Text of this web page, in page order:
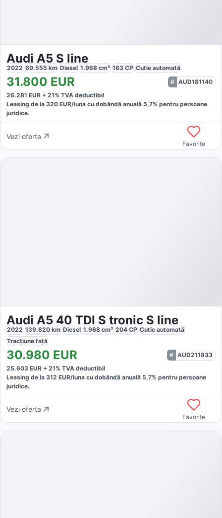
Audi A5 S line
2022 69.555 km Diesel 1.968 cm³ 163 CP Cutie automată
31.800 EUR
AUD181140
26.281 EUR + 21% TVA deductibil
Leasing de la 320 EUR/luna cu dobăndă anuală 5,7% pentru persoane
juridice.
Vezi oferta
Favorite
Audi A5 40 TDI S tronic S line
2022 139.820 km Diesel 1.968 cm³ 204 CP Cutie automată
Tracțiune față
30.980 EUR
AUD211833
25.603 EUR + 21% TVA deductibil
Leasing de la 312 EUR/luna cu dobăndă anuală 5,7% pentru persoane
juridice.
Vezi oferta
Favorite